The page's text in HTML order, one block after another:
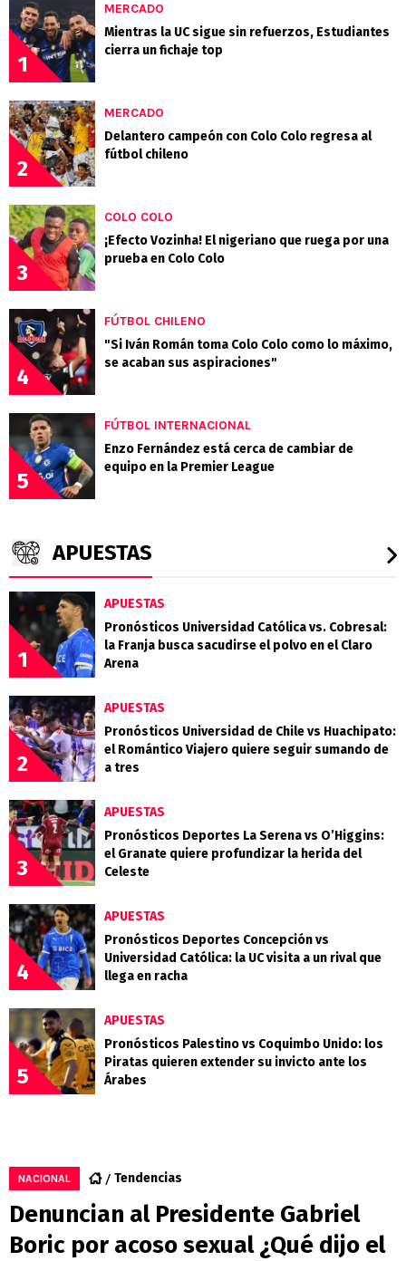
1
MERCADO
Mientras la UC sigue sin refuerzos, Estudiantes
cierra un fichaje top
2
MERCADO
Delantero campeón con Colo Colo regresa al
fútbol chileno
3
COLO COLO
¡Efecto Vozinha! El nigeriano que ruega por una
prueba en Colo Colo
4
FÚTBOL CHILENO
"Si Iván Román toma Colo Colo como lo máximo,
se acaban sus aspiraciones"
5
FÚTBOL INTERNACIONAL
Enzo Fernández está cerca de cambiar de
equipo en la Premier League
APUESTAS
1
APUESTAS
Pronósticos Universidad Católica vs. Cobresal:
la Franja busca sacudirse el polvo en el Claro
Arena
2
APUESTAS
Pronósticos Universidad de Chile vs Huachipato:
el Romántico Viajero quiere seguir sumando de
a tres
3
APUESTAS
Pronósticos Deportes La Serena vs O’Higgins:
el Granate quiere profundizar la herida del
Celeste
4
APUESTAS
Pronósticos Deportes Concepción vs
Universidad Católica: la UC visita a un rival que
llega en racha
5
APUESTAS
Pronósticos Palestino vs Coquimbo Unido: los
Piratas quieren extender su invicto ante los
Árabes
NACIONAL Tendencias
Denuncian al Presidente Gabriel
Boric por acoso sexual ¿Qué dijo el